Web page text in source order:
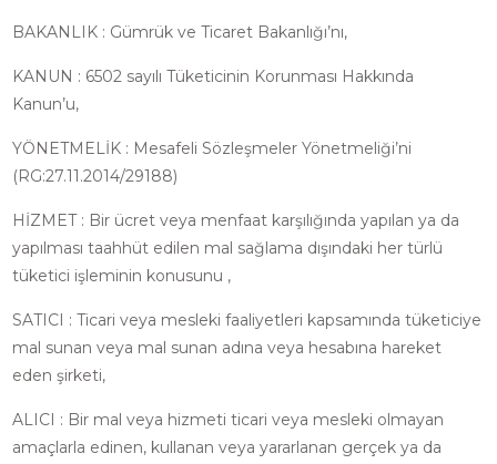
BAKANLIK : Gümrük ve Ticaret Bakanlığı’nı,
KANUN : 6502 sayılı Tüketicinin Korunması Hakkında
Kanun’u,
YÖNETMELİK : Mesafeli Sözleşmeler Yönetmeliği’ni
(RG:27.11.2014/29188)
HİZMET : Bir ücret veya menfaat karşılığında yapılan ya da
yapılması taahhüt edilen mal sağlama dışındaki her türlü
tüketici işleminin konusunu ,
SATICI : Ticari veya mesleki faaliyetleri kapsamında tüketiciye
mal sunan veya mal sunan adına veya hesabına hareket
eden şirketi,
ALICI : Bir mal veya hizmeti ticari veya mesleki olmayan
amaçlarla edinen, kullanan veya yararlanan gerçek ya da